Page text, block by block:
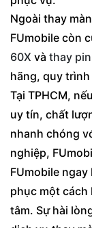
Ngoài thay
FUmobile còn
60X và thay
hãng, quy
Tại TPHCM,
uy tín, chất
nhanh chóng
nghiệp,
FUmobile
phục một cách
tâm. Sự hài